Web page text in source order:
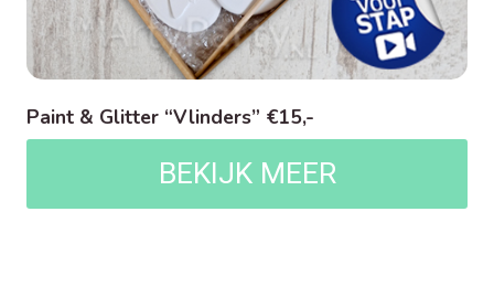
Paint & Glitter “Vlinders” €15,-
BEKIJK MEER